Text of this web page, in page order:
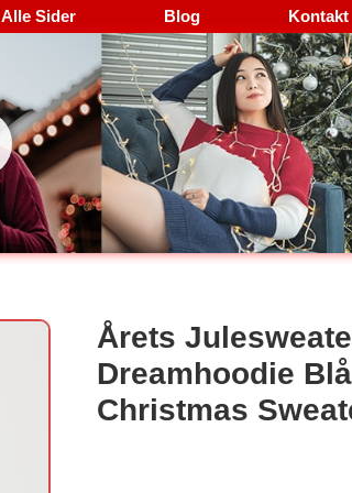
Alle Sider Blog Kontakt
Årets
Dreamhoodie
Christmas